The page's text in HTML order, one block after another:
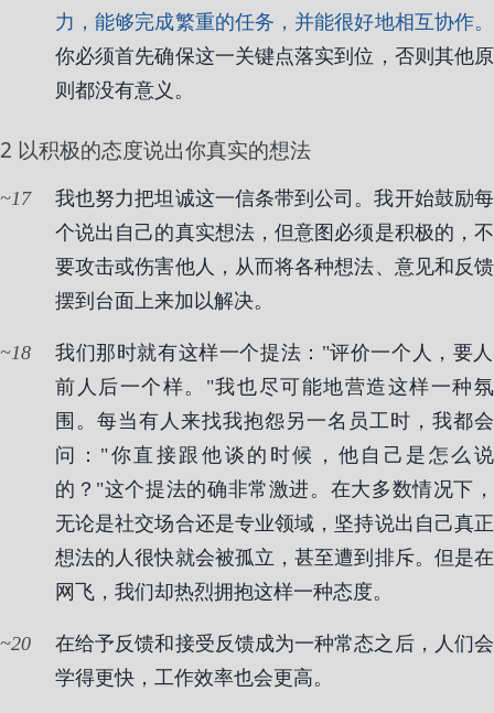
力，能够完成繁重的任务，并能很好地相互协作。
你必须首先确保这一关键点落实到位，否则其他原
则都没有意义。
2 以积极的态度说出你真实的想法
17
我也努力把坦诚这一信条带到公司。我开始鼓励每
个说出自己的真实想法，但意图必须是积极的，不
要攻击或伤害他人，从而将各种想法、意见和反馈
摆到台面上来加以解决。
18
我们那时就有这样一个提法："评价一个人，要人
前人后一个样。"我也尽可能地营造这样一种氛
围。每当有人来找我抱怨另一名员工时，我都会
问："你直接跟他谈的时候，他自己是怎么说
的？"这个提法的确非常激进。在大多数情况下，
无论是社交场合还是专业领域，坚持说出自己真正
想法的人很快就会被孤立，甚至遭到排斥。但是在
网飞，我们却热烈拥抱这样一种态度。
20
在给予反馈和接受反馈成为一种常态之后，人们会
学得更快，工作效率也会更高。